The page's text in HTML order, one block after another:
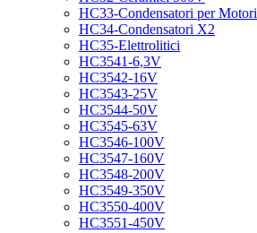
HC33-Condensatori per Motori
HC34-Condensatori X2
HC35-Elettrolitici
HC3541-6,3V
HC3542-16V
HC3543-25V
HC3544-50V
HC3545-63V
HC3546-100V
HC3547-160V
HC3548-200V
HC3549-350V
HC3550-400V
HC3551-450V